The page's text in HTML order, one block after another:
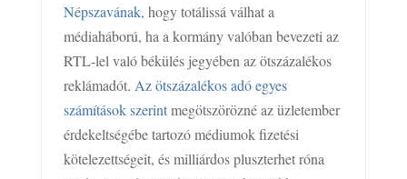
Népszavának, hogy totálissá válhat a
médiaháború, ha a kormány valóban bevezeti az
RTL-lel való békülés jegyében az ötszázalékos
reklámadót. Az ötszázalékos adó egyes
számítások szerintmegötszörözné az üzletember
érdekeltségébe tartozó médiumok fizetési
kötelezettségeit, és milliárdos pluszterhet róna